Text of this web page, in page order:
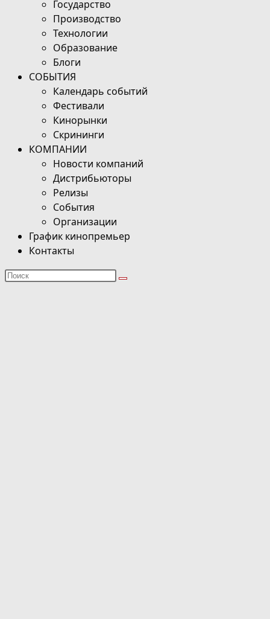
Государство
Производство
Технологии
Образование
Блоги
СОБЫТИЯ
Календарь событий
Фестивали
Кинорынки
Скрининги
КОМПАНИИ
Новости компаний
Дистрибьюторы
Релизы
События
Организации
График кинопремьер
Контакты
Поиск